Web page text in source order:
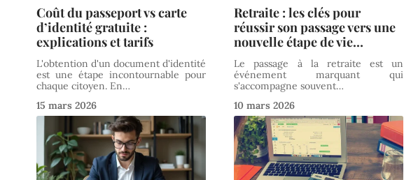
Coût du passeport vs carte
d’identité gratuite :
explications et tarifs
L'obtention d'un document d'identité
est une étape incontournable pour
chaque citoyen. En…
15 mars 2026
Retraite : les clés pour
réussir son passage vers une
nouvelle étape de vie…
Le passage à la retraite est un
événement marquant qui
s'accompagne souvent…
10 mars 2026